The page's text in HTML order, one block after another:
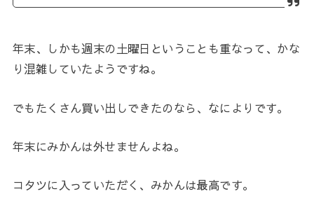
年末、しかも週末の土曜日ということも重なって、かな
り混雑していたようですね。
でもたくさん買い出しできたのなら、なによりです。
年末にみかんは外せませんよね。
コタツに入っていただく、みかんは最高です。